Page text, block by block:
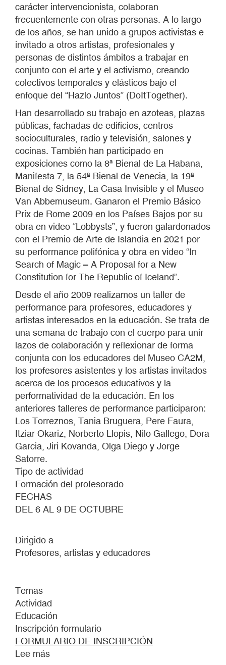
carácter intervencionista, colaboran
frecuentemente con otras personas. A lo largo
de los años, se han unido a grupos activistas e
invitado a otros artistas, profesionales y
personas de distintos ámbitos a trabajar en
conjunto con el arte y el activismo, creando
colectivos temporales y elásticos bajo el
enfoque del “Hazlo Juntos” (DoItTogether).
Han desarrollado su trabajo en azoteas, plazas
públicas, fachadas de edificios, centros
socioculturales, radio y televisión, salones y
cocinas. También han participado en
exposiciones como la 8ª Bienal de La Habana,
Manifesta 7, la 54ª Bienal de Venecia, la 19ª
Bienal de Sidney, La Casa Invisible y el Museo
Van Abbemuseum. Ganaron el Premio Básico
Prix de Rome 2009 en los Países Bajos por su
obra en video “Lobbysts”, y fueron galardonados
con el Premio de Arte de Islandia en 2021 por
su performance polifónica y obra en video “In
Search of Magic – A Proposal for a New
Constitution for The Republic of Iceland”.
Desde el año 2009 realizamos un taller de
performance para profesores, educadores y
artistas interesados en la educación. Se trata de
una semana de trabajo con el cuerpo para unir
lazos de colaboración y reflexionar de forma
conjunta con los educadores del Museo CA2M,
los profesores asistentes y los artistas invitados
acerca de los procesos educativos y la
performatividad de la educación. En los
anteriores talleres de performance participaron:
Los Torreznos, Tania Bruguera, Pere Faura,
Itziar Okariz, Norberto Llopis, Nilo Gallego, Dora
Garcia, Jiri Kovanda, Olga Diego y Jorge
Satorre.
Tipo de actividad
Formación del profesorado
FECHAS
DEL 6 AL 9 DE OCTUBRE
Dirigido a
Profesores, artistas y educadores
Temas
Actividad
Educación
Inscripción formulario
FORMULARIO DE INSCRIPCIÓN
Lee más